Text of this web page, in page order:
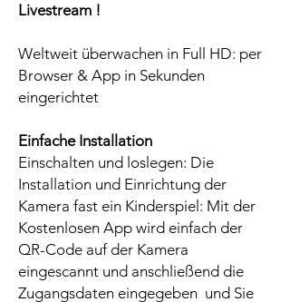
Livestream !
Weltweit überwachen in Full HD: per
Browser & App in Sekunden
eingerichtet
Einfache Installation
Einschalten und loslegen: Die
Installation und Einrichtung der
Kamera fast ein Kinderspiel: Mit der
Kostenlosen App wird einfach der
QR-Code auf der Kamera
eingescannt und anschließend die
Zugangsdaten eingegeben und Sie